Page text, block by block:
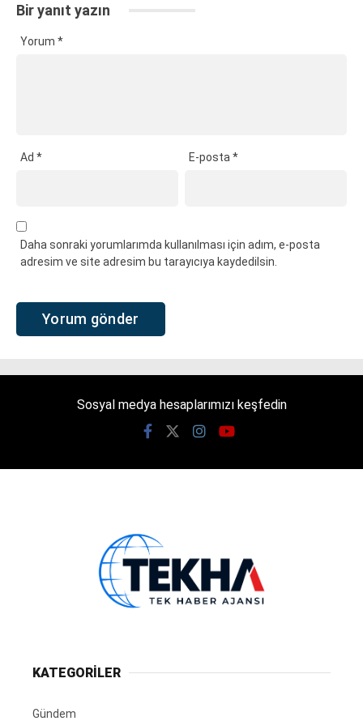
Bir yanıt yazın
Yorum *
Ad * E-posta*
Daha sonraki yorumlarımda kullanılması için adım, e-posta
adresim ve site adresim bu tarayıcıya kaydedilsin.
Sosyal medya hesaplarımızı keşfedin
KATEGORİLER
Gündem